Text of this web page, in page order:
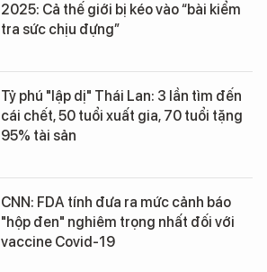
2025: Cả thế giới bị kéo vào “bài kiểm
tra sức chịu đựng”
Tỷ phú "lập dị" Thái Lan: 3 lần tìm đến
cái chết, 50 tuổi xuất gia, 70 tuổi tặng
95% tài sản
CNN: FDA tính đưa ra mức cảnh báo
"hộp đen" nghiêm trọng nhất đối với
vaccine Covid-19